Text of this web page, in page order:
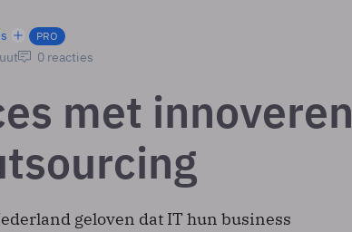
PRO
0 reacties
met innoveren
geloven dat IT hun business